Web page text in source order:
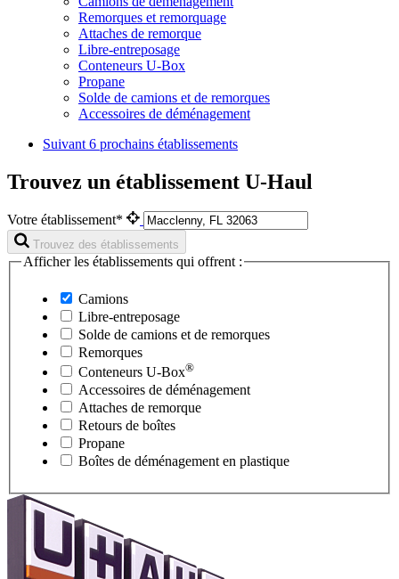
Remorques et remorquage
Attaches de remorque
Libre-entreposage
Conteneurs U-Box
Propane
Solde de camions et de remorques
Accessoires de déménagement
Suivant 6 prochains établissements
Trouvez un établissement U-Haul
Votre établissement*
Trouvez des établissements
Afficher les établissements qui offrent :
Camions
Libre-entreposage
Solde de camions et de remorques
Remorques
Conteneurs U-Box®
Accessoires de déménagement
Attaches de remorque
Retours de boîtes
Propane
Boîtes de déménagement en plastique